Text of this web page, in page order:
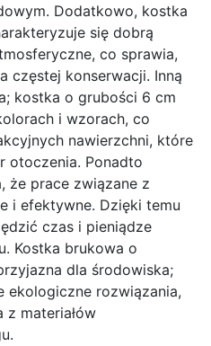
Dodatkowo, kostka
się dobrą
co sprawia,
częstej konserwacji. Inną
kostka o grubości 6 cm
i wzorach, co
nawierzchni, które
otoczenia. Ponadto
że prace związane z
i efektywne. Dzięki temu
czas i pieniądze
Kostka brukowa o
dla środowiska;
ekologiczne rozwiązania,
materiałów